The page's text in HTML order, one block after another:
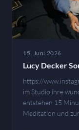
15. Juni 2026
Lucy Decker
https://
im Studio ihre
entstehen 15
Meditation und